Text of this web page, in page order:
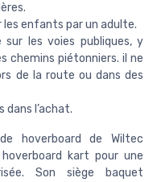
enfants par un adulte.
les voies publiques, y
chemins piétonniers. il ne
de la route ou dans des
dans l’achat.
hoverboard de Wiltec
kart pour une
Son siège baquet